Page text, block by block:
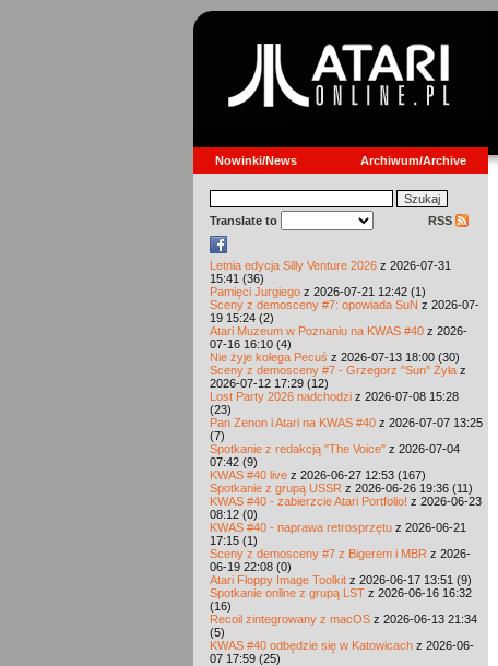
Nowinki/News Archiwum/Archive
Translate to RSS
Letnia edycja Silly Venture 2026 z 2026-07-31
15:41 (36)
Pamięci Jurgiego z 2026-07-21 12:42 (1)
Sceny z demosceny #7: opowiada SuN z 2026-07-
19 15:24 (2)
Atari Muzeum w Poznaniu na KWAS #40 z 2026-
07-16 16:10 (4)
Nie żyje kolega Pecuś z 2026-07-13 18:00 (30)
Sceny z demosceny #7 - Grzegorz "Sun" Żyła z
2026-07-12 17:29 (12)
Lost Party 2026 nadchodzi z 2026-07-08 15:28
(23)
Pan Zenon i Atari na KWAS #40 z 2026-07-07 13:25
(7)
Spotkanie z redakcją "The Voice" z 2026-07-04
07:42 (9)
KWAS #40 live z 2026-06-27 12:53 (167)
Spotkanie z grupą USSR z 2026-06-26 19:36 (11)
KWAS #40 - zabierzcie Atari Portfolio! z 2026-06-23
08:12 (0)
KWAS #40 - naprawa retrosprzętu z 2026-06-21
17:15 (1)
Sceny z demosceny #7 z Bigerem i MBR z 2026-
06-19 22:08 (0)
Atari Floppy Image Toolkit z 2026-06-17 13:51 (9)
Spotkanie online z grupą LST z 2026-06-16 16:32
(16)
Recoil zintegrowany z macOS z 2026-06-13 21:34
(5)
KWAS #40 odbędzie się w Katowicach z 2026-06-
07 17:59 (25)